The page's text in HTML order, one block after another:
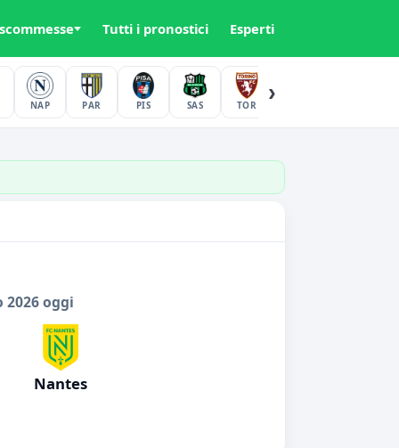
Tutti i pronostici Esperti
NAP PAR PIS SAS TOR
›
2026 oggi
Nantes